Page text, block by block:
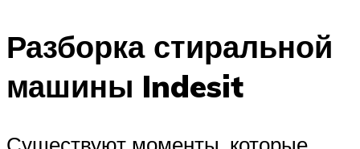
Разборка стиральной
машины Indesit